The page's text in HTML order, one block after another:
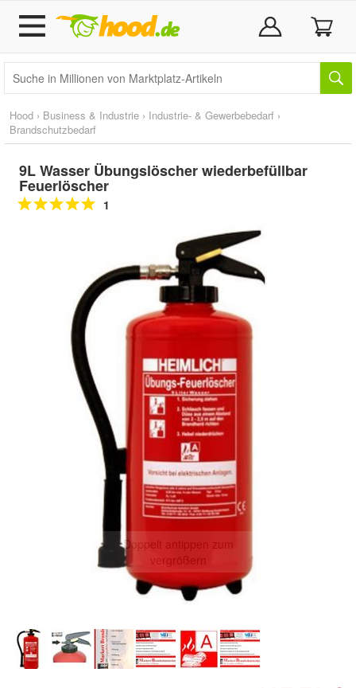
Hood › Business & Industrie › Industrie- & Gewerbebedarf ›
Brandschutzbedarf
9L Wasser Übungslöscher wiederbefüllbar
Feuerlöscher
1
Doppelt antippen zum
vergrößern